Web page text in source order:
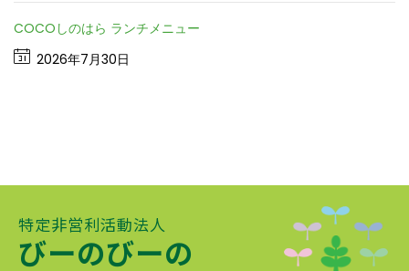
COCOしのはら ランチメニュー
2026年7月30日
特定非営利活動法人
びーのびーの